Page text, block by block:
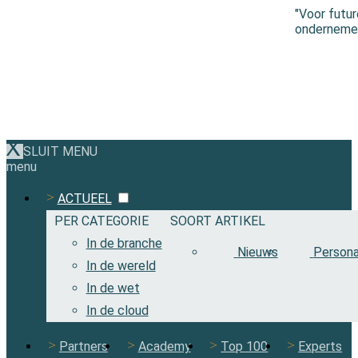
"Voor
SLUIT MENU
menu
ACTUEEL
PER CATEGORIE
In de branche
In de wereld
In de wet
In de cloud
SOORT ARTIKEL
Nieuws
Partners Academy Top 100
Experts